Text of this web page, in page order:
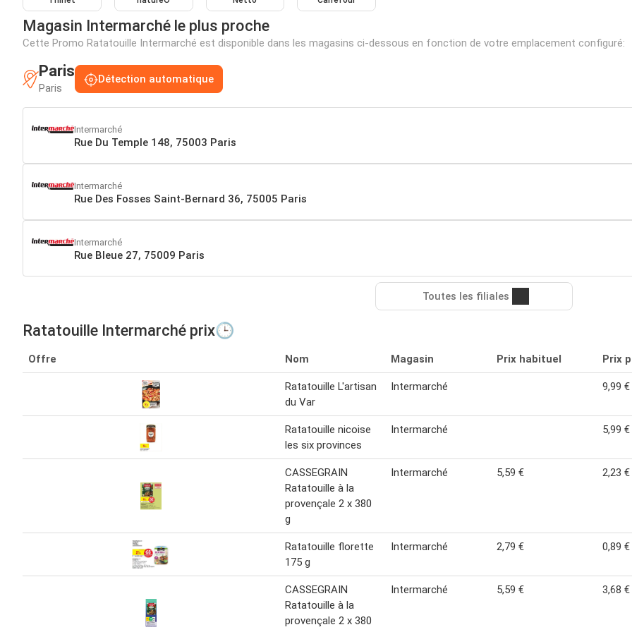
Magasin Intermarché le plus proche
Cette Promo Ratatouille Intermarché est disponible dans les magasins ci-dessous en fonction de votre emplacement configuré:
Paris
Paris
Détection automatique
Intermarché
Rue Du Temple 148, 75003 Paris
Intermarché
Rue Des Fosses Saint-Bernard 36, 75005 Paris
Intermarché
Rue Bleue 27, 75009 Paris
Toutes les filiales
Ratatouille Intermarché prix🕒
Offre Nom Magasin Prix habituel Prix
Ratatouille L'artisan
du Var
Intermarché 9,99 €
Ratatouille nicoise
les six provinces
Intermarché 5,99 €
CASSEGRAIN
Ratatouille à la
provençale 2 x 380
g
Intermarché 5,59 € 2,23 €
Ratatouille florette
175 g
Intermarché 2,79 € 0,89 €
CASSEGRAIN
Ratatouille à la
provençale 2 x 380
Intermarché 5,59 € 3,68 €